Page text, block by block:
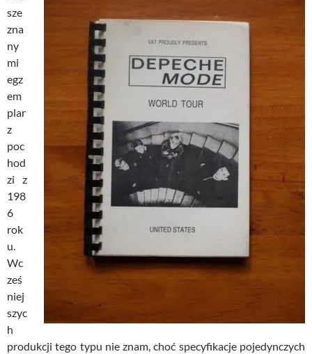
sze
zna
ny
mi
egz
em
plar
z
poc
hod
zi z
198
6
rok
u.
Wc
ześ
niej
szyc
h
produkcji tego typu nie znam, choć specyfikacje pojedynczych